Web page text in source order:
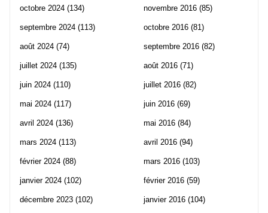
octobre 2024 (134)
septembre 2024 (113)
août 2024 (74)
juillet 2024 (135)
juin 2024 (110)
mai 2024 (117)
avril 2024 (136)
mars 2024 (113)
février 2024 (88)
janvier 2024 (102)
décembre 2023 (102)
novembre 2016 (85)
octobre 2016 (81)
septembre 2016 (82)
août 2016 (71)
juillet 2016 (82)
juin 2016 (69)
mai 2016 (84)
avril 2016 (94)
mars 2016 (103)
février 2016 (59)
janvier 2016 (104)